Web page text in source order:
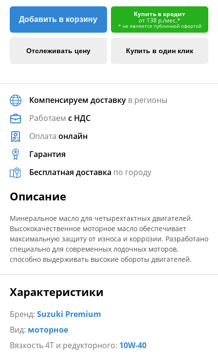
Добавить в корзину
Купить в кредит
от 138 р./мес.*
* не является публичной офертой
Отслеживать цену Купить в один клик
Компенсируем доставку в регионы
Работаем с НДС
Оплата онлайн
Гарантия
Бесплатная доставка по городу
Описание
Минеральное масло для четырехтактных двигателей.
Высококачественное моторное масло обеспечивает
максимальную защиту от износа и коррозии. Разработано
специально для современных лодочных моторов,
способно выдерживать высокие обороты двигателей.
Характеристики
Бренд: Suzuki Premium
Вид: моторное
Вязкость 4Т и редукторного: 10W-40